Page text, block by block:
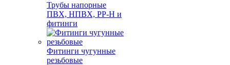
Трубы напорные
ПВХ, НПВХ, PP-H и
фитинги
Фитинги чугунные
резьбовые